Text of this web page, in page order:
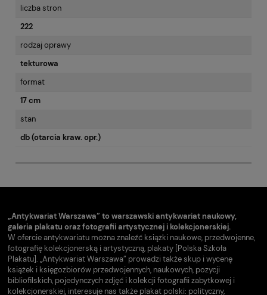
liczba stron
222
rodzaj oprawy
tekturowa
format
17 cm
stan
db (otarcia kraw. opr.)
„Antykwariat Warszawa” to warszawski antykwariat naukowy,
galeria plakatu oraz fotografii artystycznej i kolekcjonerskiej.
W ofercie antykwariatu można znaleźć książki naukowe, przedwojenne,
fotografię kolekcjonerską i artystyczną, plakaty [Polska Szkoła
Plakatu]. „Antykwariat Warszawa” prowadzi także skup i wycenę
książek i księgozbiorów przedwojennych, naukowych, pozycji
bibliofilskich, pojedynczych zdjęć i kolekcji fotografii zabytkowej i
kolekcjonerskiej, interesuje nas także plakat polski: polityczny,